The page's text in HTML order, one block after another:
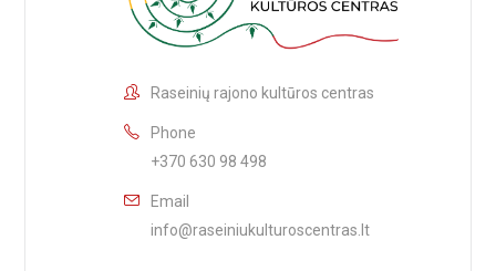
Raseinių rajono kultūros centras
Phone
+370 630 98 498
Email
info@raseiniukulturoscentras.lt